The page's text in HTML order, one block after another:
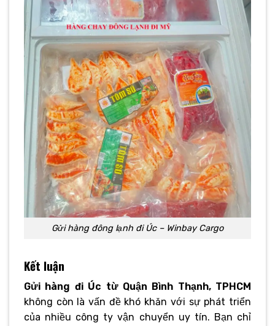
Gửi hàng đông lạnh đi Úc – Winbay Cargo
Kết luận
Gửi hàng đi Úc từ Quận Bình Thạnh, TPHCM
không còn là vấn đề khó khăn với sự phát triển
của nhiều công ty vận chuyển uy tín. Bạn chỉ